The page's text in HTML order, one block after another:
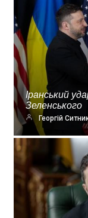
Іранський
Зеленського
Георгій